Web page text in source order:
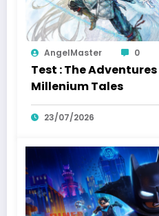
AngelMaster 0
Test : The
Millenium Tales
23/07/2026